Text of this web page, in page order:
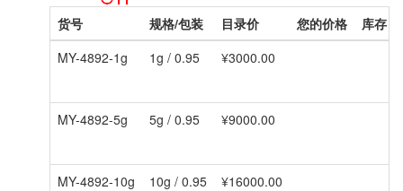
货号 规格/包装 目录价 您的价格 库存
MY-4892-1g
1g / 0.95 ¥3000.00
MY-4892-5g 5g / 0.95 ¥9000.00
MY-4892-10g 10g / 0.95 ¥16000.00